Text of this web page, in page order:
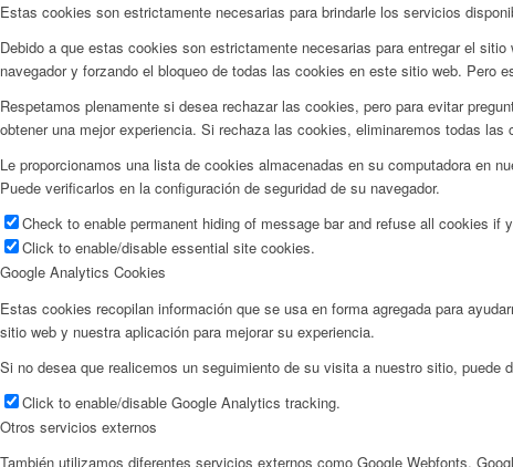
Estas cookies son estrictamente necesarias para brindarle los servicios
Debido a que estas cookies son estrictamente necesarias para entregar el
navegador y forzando el bloqueo de todas las cookies en este sitio web.
Respetamos plenamente si desea rechazar las cookies, pero para evitar
obtener una mejor experiencia. Si rechaza las cookies, eliminaremos todas las
Le proporcionamos una lista de cookies almacenadas en su computadora en
Puede verificarlos en la configuración de seguridad de su navegador.
Check to enable permanent hiding of message bar and refuse all cookies
Click to enable/disable essential site cookies.
Google Analytics Cookies
Estas cookies recopilan información que se usa en forma agregada para
sitio web y nuestra aplicación para mejorar su experiencia.
Si no desea que realicemos un seguimiento de su visita a nuestro sitio, puede
Click to enable/disable Google Analytics tracking.
Otros servicios externos
También utilizamos diferentes servicios externos como Google Webfonts,